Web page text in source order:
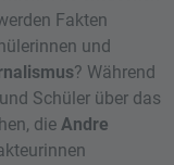
Fakten
und
? Während
Schüler über das
die Andre